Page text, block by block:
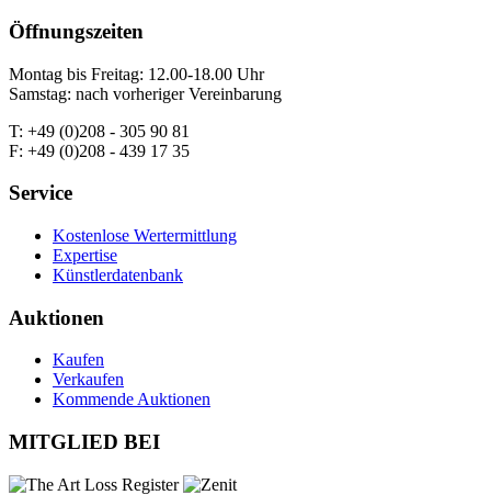
Öffnungszeiten
Montag bis Freitag: 12.00-18.00 Uhr
Samstag: nach vorheriger Vereinbarung
T: +49 (0)208 - 305 90 81
F: +49 (0)208 - 439 17 35
Service
Kostenlose Wertermittlung
Expertise
Künstlerdatenbank
Auktionen
Kaufen
Verkaufen
Kommende Auktionen
MITGLIED BEI